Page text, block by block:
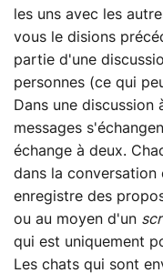
les uns avec les
vous le disions
partie d'une
personnes (ce qui
Dans une discussion
messages
échange à deux.
dans la conversation
enregistre des
ou au moyen d'un
qui est uniquement
Les chats qui sont